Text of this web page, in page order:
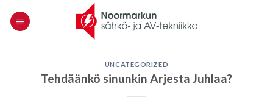
UNCATEGORIZED
Tehdäänkö sinunkin Arjesta Juhlaa?